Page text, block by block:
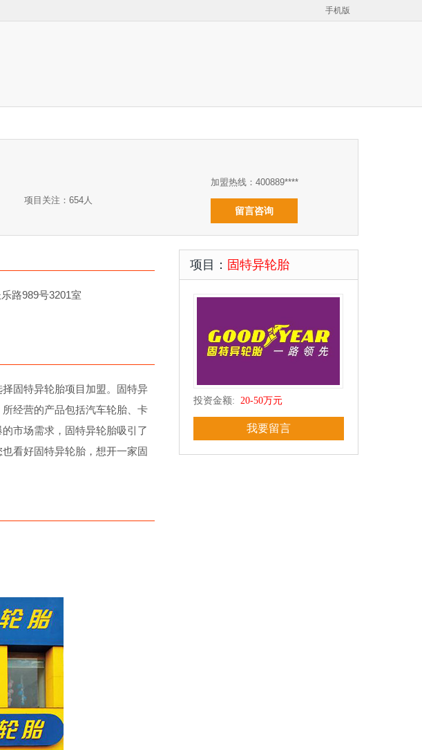
手机版
项目关注：654人
加盟热线：400889****
留言咨询
路989号3201室
固特异轮胎项目加盟。固特异
经营的产品包括汽车轮胎、卡
市场需求，固特异轮胎吸引了
看好固特异轮胎，想开一家固
项目： 固特异轮胎
投资金额: 20-50万元
我要留言